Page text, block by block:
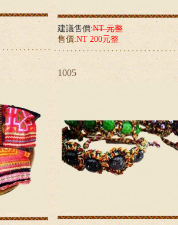
建議售價:NT 元整
售價:NT 200元整
1005